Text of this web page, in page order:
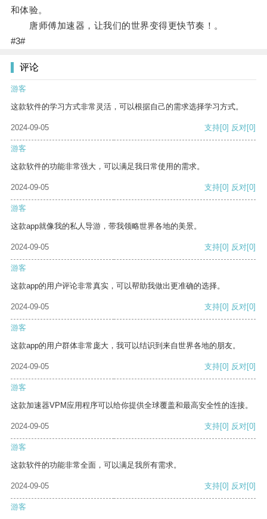
和体验。
唐师傅加速器，让我们的世界变得更快节奏！。
#3#
评论
游客
这款软件的学习方式非常灵活，可以根据自己的需求选择学习方式。
2024-09-05 支持[0] 反对[0]
游客
这款软件的功能非常强大，可以满足我日常使用的需求。
2024-09-05 支持[0] 反对[0]
游客
这款app就像我的私人导游，带我领略世界各地的美景。
2024-09-05 支持[0] 反对[0]
游客
这款app的用户评论非常真实，可以帮助我做出更准确的选择。
2024-09-05 支持[0] 反对[0]
游客
这款app的用户群体非常庞大，我可以结识到来自世界各地的朋友。
2024-09-05 支持[0] 反对[0]
游客
这款加速器VPM应用程序可以给你提供全球覆盖和最高安全性的连接。
2024-09-05 支持[0] 反对[0]
游客
这款软件的功能非常全面，可以满足我所有需求。
2024-09-05 支持[0] 反对[0]
游客